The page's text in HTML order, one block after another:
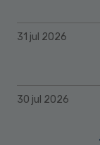
31 jul 2026
30 jul 2026